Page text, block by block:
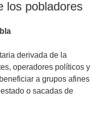
los pobladores
derivada de la
operadores políticos y
a grupos afines
o sacadas de